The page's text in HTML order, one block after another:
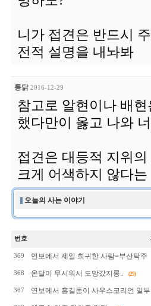
니가 접견은 반드시
전적 설명을 내놔봐
통닭 2016-12-29
참고로 알현이나 배
했다만이 옳고 나와
접견은 대등적 지위
크게 어색하지 않다는
오늘의 사는 이야기
번호
369 연보에서 제일 희귀한 사람=부산탁주
368 온달이 무서워서 도망갔지롱.. (29)
367 연보에서 홍길동이 사우스코리언 일